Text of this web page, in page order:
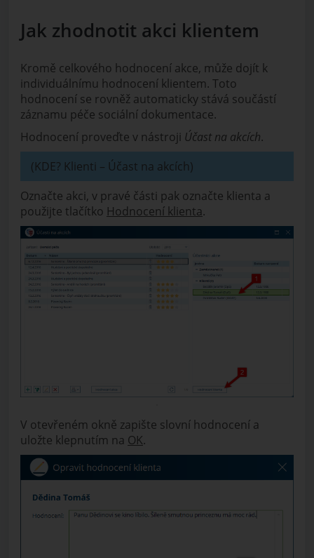
Jak zhodnotit akci klientem
Kromě celkového hodnocení akce, může dojít k
individuálnímu hodnocení klientem. Toto
hodnocení se rovněž automaticky stává součástí
záznamu péče sociální dokumentace.
Hodnocení proveďte v nástroji Účast na akcích.
(KDE? Klienti – Účast na akcích)
Označte akci, v pravé části pak označte klienta a
použijte tlačítko Hodnocení klienta.
V otevřeném okně zapište slovní hodnocení a
uložte klepnutím na OK.